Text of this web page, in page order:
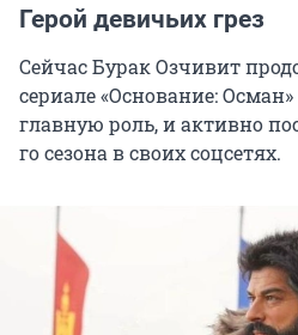
Герой девичьих грез
Сейчас Бурак Озчивит
сериале «Основание:
главную роль, и активно
го сезона в своих соцсетях.